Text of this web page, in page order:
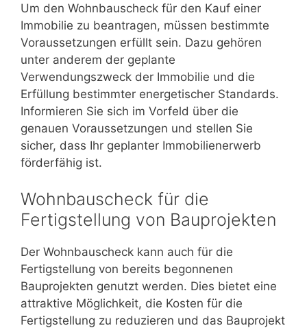
Um den Wohnbauscheck für den Kauf einer
Immobilie zu beantragen, müssen bestimmte
Voraussetzungen erfüllt sein. Dazu gehören
unter anderem der geplante
Verwendungszweck der Immobilie und die
Erfüllung bestimmter energetischer Standards.
Informieren Sie sich im Vorfeld über die
genauen Voraussetzungen und stellen Sie
sicher, dass Ihr geplanter Immobilienerwerb
förderfähig ist.
Wohnbauscheck für die
Fertigstellung von Bauprojekten
Der Wohnbauscheck kann auch für die
Fertigstellung von bereits begonnenen
Bauprojekten genutzt werden. Dies bietet eine
attraktive Möglichkeit, die Kosten für die
Fertigstellung zu reduzieren und das Bauprojekt